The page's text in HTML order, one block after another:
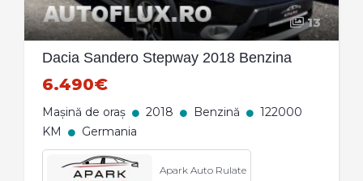
13
Dacia Sandero Stepway 2018 Benzina
6.490€
Mașină de oraș 2018 Benzină
122000
KM
Germania
Apark Auto Rulate